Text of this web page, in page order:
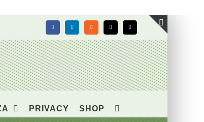
FacebookLinkedIn Rss X Email
PRIVACY SHOP
Toggle
area
barra
scorrevole